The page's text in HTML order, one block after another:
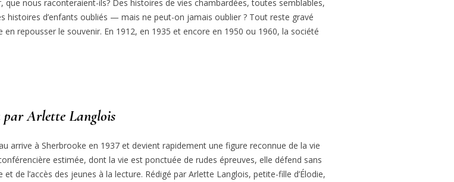
nous raconteraient-ils? Des histoires de vies chambardées, toutes semblables,
d’enfants oubliés — mais ne peut-on jamais oublier ? Tout reste gravé
en repousser le souvenir. En 1912, en 1935 et encore en 1950 ou 1960, la société
par Arlette Langlois
arrive à Sherbrooke en 1937 et devient rapidement une figure reconnue de la vie
estimée, dont la vie est ponctuée de rudes épreuves, elle défend sans
de l’accès des jeunes à la lecture. Rédigé par Arlette Langlois, petite-fille d’Élodie,